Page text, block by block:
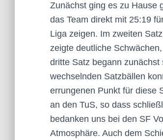
Zunächst ging es zu Hause
das Team direkt mit 25:19
Liga zeigen. Im zweiten
zeigte deutliche
dritte Satz begann
wechselnden Satzbällen
errungenen Punkt für diese
an den TuS, so dass
bedanken uns bei den SF
Atmosphäre. Auch dem